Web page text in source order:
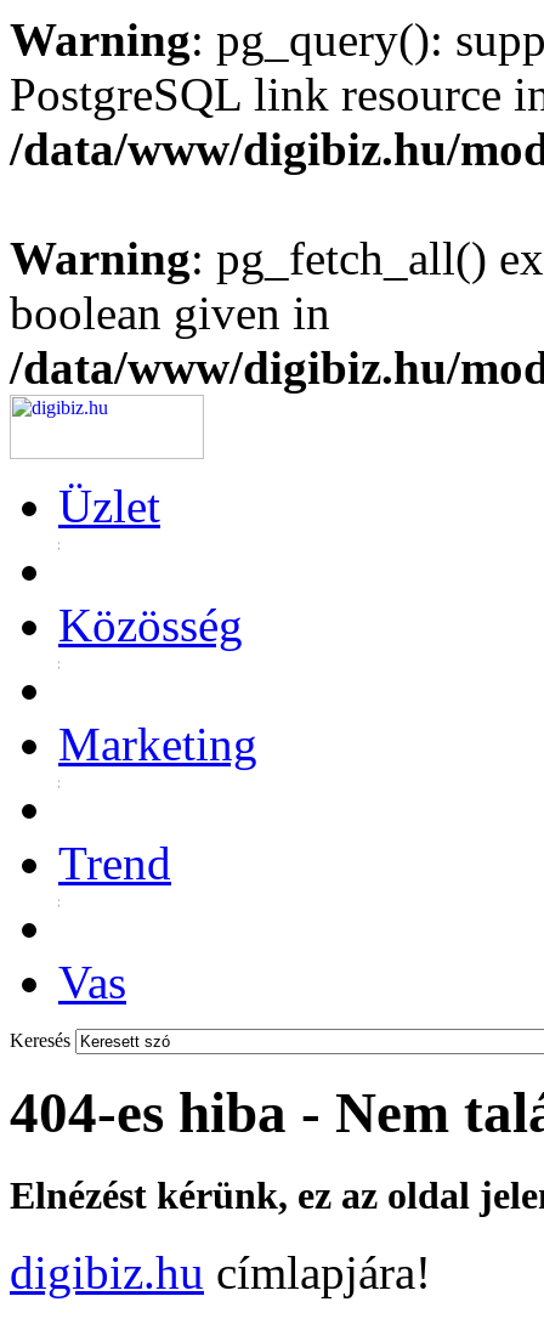
Warning: pg_query():
PostgreSQL link resource
/data/www/digibiz.hu/
Warning: pg_fetch_all()
boolean given in
/data/www/digibiz.hu/
Üzlet
Közösség
Marketing
Trend
Vas
Keresés
404-es hiba - Nem
Elnézést kérünk, ez az oldal
digibiz.hu címlapjára!